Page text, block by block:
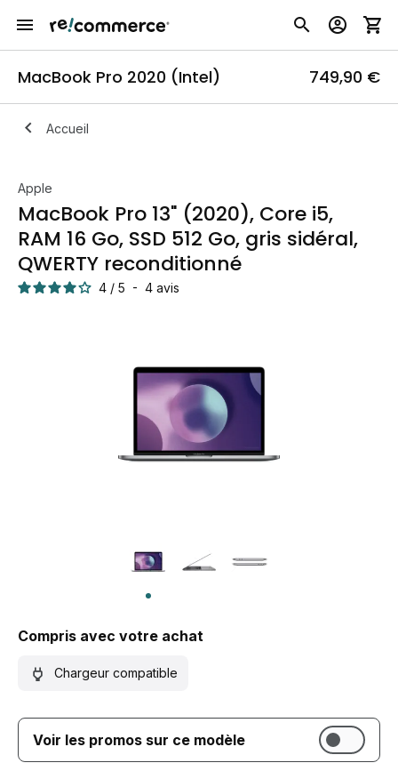
MacBook Pro 2020 (Intel) 749,90 €
Accueil
Apple
MacBook Pro 13" (2020), Core i5,
RAM 16 Go, SSD 512 Go, gris sidéral,
QWERTY reconditionné
4 / 5 - 4 avis
Compris avec votre achat
Chargeur compatible
Voir les promos sur ce modèle